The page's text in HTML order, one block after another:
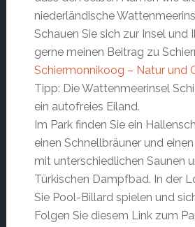
niederländische
Schauen Sie sich zur Insel und
gerne meinen Beitrag zu
Schiermonnikoog – Natur und
Tipp: Die Wattenmeerinsel
ein autofreies Eiland.
Im Park finden Sie ein
einen Schnellbräuner und
mit unterschiedlichen Saunen
Türkischen Dampfbad. In der
Sie Pool-Billard spielen und
Folgen Sie diesem Link zum